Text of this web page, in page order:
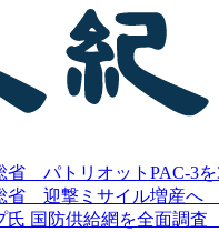
省 パトリオットPAC-3
省 迎撃ミサイル増産へ
氏 国防供給網を全面調